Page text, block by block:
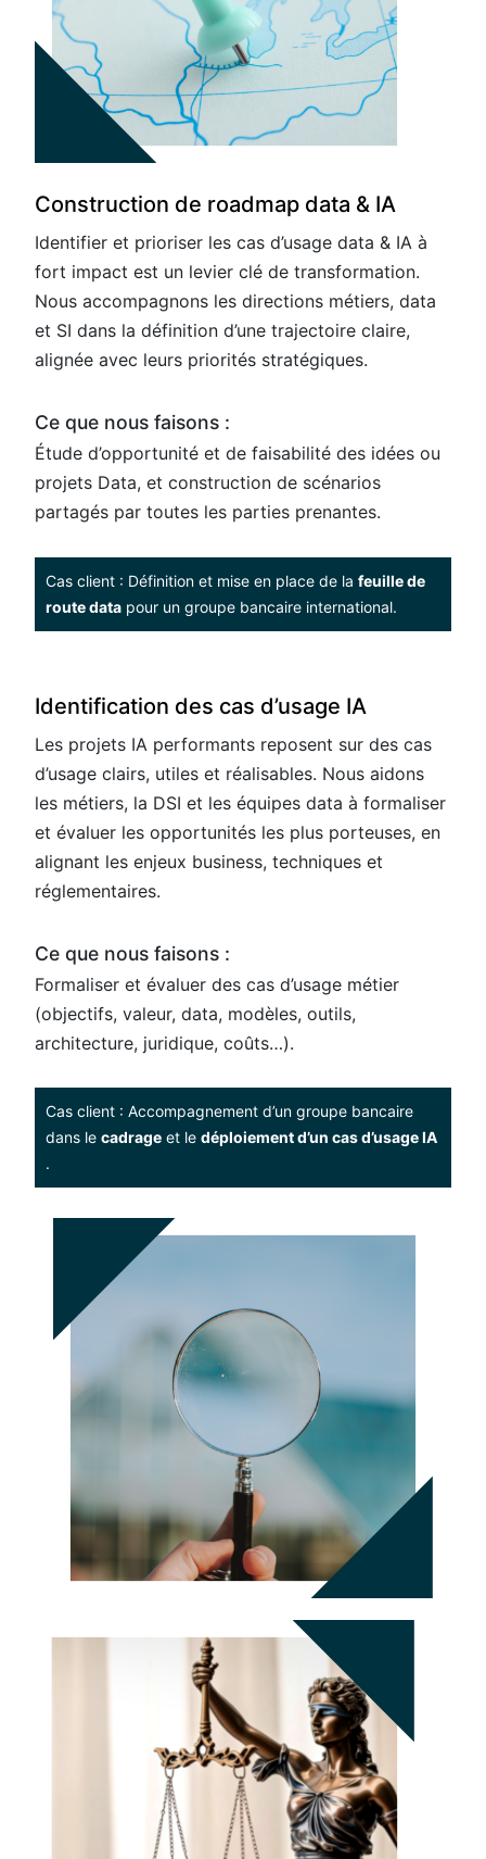
Construction de roadmap data & IA
Identifier et prioriser les cas d’usage data & IA à
fort impact est un levier clé de transformation.
Nous accompagnons les directions métiers, data
et SI dans la définition d’une trajectoire claire,
alignée avec leurs priorités stratégiques.
Ce que nous faisons :
Étude d’opportunité et de faisabilité des idées ou
projets Data, et construction de scénarios
partagés par toutes les parties prenantes.
Cas client : Définition et mise en place de la feuille de
route data pour un groupe bancaire international.
Identification des cas d’usage IA
Les projets IA performants reposent sur des cas
d’usage clairs, utiles et réalisables. Nous aidons
les métiers, la DSI et les équipes data à formaliser
et évaluer les opportunités les plus porteuses, en
alignant les enjeux business, techniques et
réglementaires.
Ce que nous faisons :
Formaliser et évaluer des cas d’usage métier
(objectifs, valeur, data, modèles, outils,
architecture, juridique, coûts…).
Cas client : Accompagnement d’un groupe bancaire
dans le cadrage et le déploiement d’un cas d’usage IA
.